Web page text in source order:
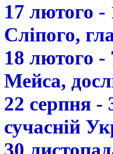
17 лютого
Сліпого,
18 лютого
Мейса,
22 серпня -
сучасній